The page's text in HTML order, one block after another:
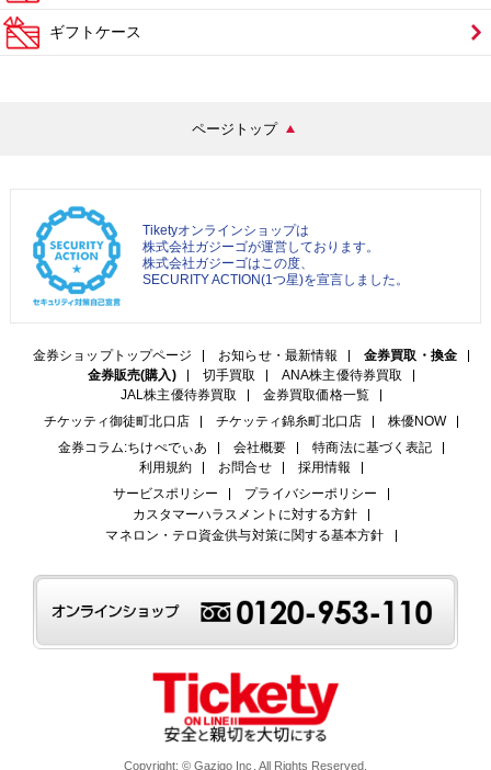
ギフトケース
ページトップ
Tiketyオンラインショップは
株式会社ガジーゴが運営しております。
株式会社ガジーゴはこの度、
SECURITY ACTION(1つ星)を宣言しました。
金券ショップトップページ お知らせ・最新情報
金券買取・換金
金券販売(購入)
切手買取
ANA株主優待券買取
JAL株主優待券買取
金券買取価格一覧
チケッティ御徒町北口店
チケッティ錦糸町北口店
株優NOW
金券コラム:ちけぺでぃあ
会社概要
特商法に基づく表記
利用規約
お問合せ
採用情報
サービスポリシー
プライバシーポリシー
カスタマーハラスメントに対する方針
マネロン・テロ資金供与対策に関する基本方針
Copyright: © Gazigo Inc. All Rights Reserved.